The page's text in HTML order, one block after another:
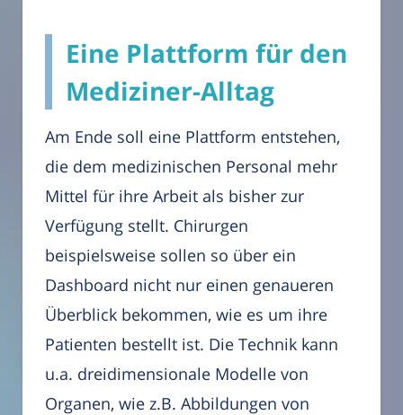
Eine Plattform für den
Mediziner-Alltag
Am Ende soll eine Plattform entstehen,
die dem medizinischen Personal mehr
Mittel für ihre Arbeit als bisher zur
Verfügung stellt. Chirurgen
beispielsweise sollen so über ein
Dashboard nicht nur einen genaueren
Überblick bekommen, wie es um ihre
Patienten bestellt ist. Die Technik kann
u.a. dreidimensionale Modelle von
Organen, wie z.B. Abbildungen von